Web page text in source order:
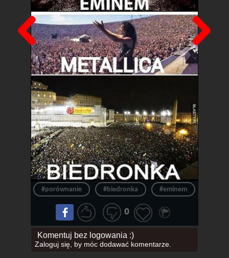
Poprzedni
#porównanie #biedronka #eminem
0
Komentuj bez logowania :)
Zaloguj się, by móc dodawać komentarze.